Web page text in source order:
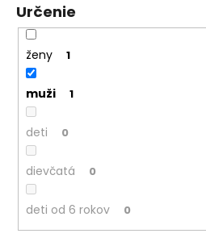
Určenie
ženy 1
muži 1
deti 0
dievčatá 0
deti od 6 rokov 0